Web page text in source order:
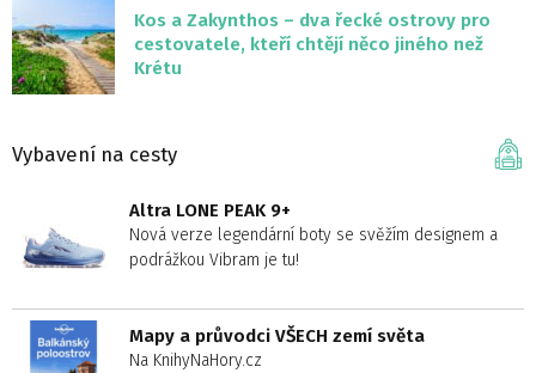
Kos a Zakynthos – dva řecké ostrovy pro
cestovatele, kteří chtějí něco jiného než
Krétu
Vybavení na cesty
Altra LONE PEAK 9+
Nová verze legendární boty se svěžím designem a
podrážkou Vibram je tu!
Mapy a průvodci VŠECH zemí světa
Na KnihyNaHory.cz